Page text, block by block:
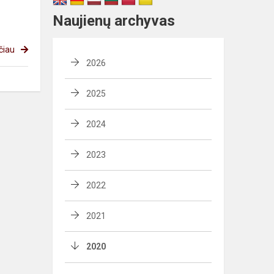
Naujienų archyvas
2026
2025
2024
2023
2022
2021
2020